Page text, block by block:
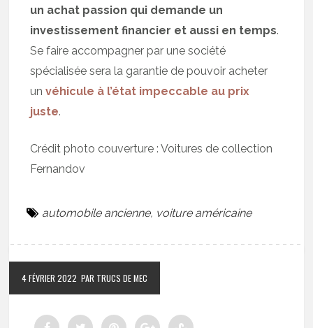
un achat passion qui demande un
investissement financier et aussi en temps.
Se faire accompagner par une société
spécialisée sera la garantie de pouvoir acheter
unvéhicule à l’état impeccable au prix
juste.
Crédit photo couverture : Voitures de collection
Fernandov
automobile ancienne, voiture américaine
4 FÉVRIER 2022 PAR TRUCS DE MEC